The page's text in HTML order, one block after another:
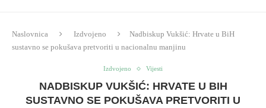
Naslovnica Izdvojeno
Nadbiskup Vukšić: Hrvate u BiH
sustavno se pokušava pretvoriti u nacionalnu manjinu
Izdvojeno Vijesti
NADBISKUP VUKŠIĆ: HRVATE U BIH
SUSTAVNO SE POKUŠAVA PRETVORITI U